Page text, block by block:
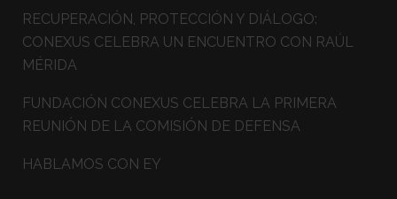
RECUPERACIÓN, PROTECCIÓN Y DIÁLOGO:
CONEXUS CELEBRA UN ENCUENTRO CON RAÚL
MÉRIDA
FUNDACIÓN CONEXUS CELEBRA LA PRIMERA
REUNIÓN DE LA COMISIÓN DE DEFENSA
HABLAMOS CON EY